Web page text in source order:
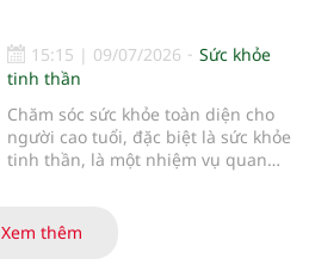
15:15 | 09/07/2026
Sức khỏe
tinh thần
Chăm sóc sức khỏe toàn diện cho
người cao tuổi, đặc biệt là sức khỏe
tinh thần, là một nhiệm vụ quan
một tinh thần tích cực sẽ giúp
Xem thêm